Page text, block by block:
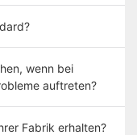
wenn bei
auftreten?
Fabrik erhalten?